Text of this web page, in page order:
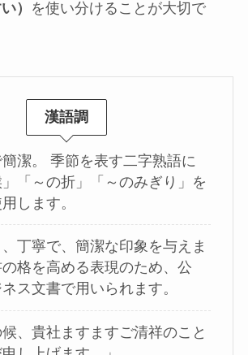
）
を使い分けることが大切で
漢語調
潔。 季節を表す二字熟語に
」「～の折」「～のみぎり」を
します。
丁寧で、簡潔な印象を与えま
格を高める表現のため、公
ス文書で用いられます。
候、貴社ますますご清祥のこと